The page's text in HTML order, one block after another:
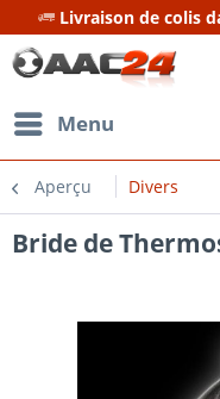
Livraison de colis
Menu
Aperçu Divers
Bride de